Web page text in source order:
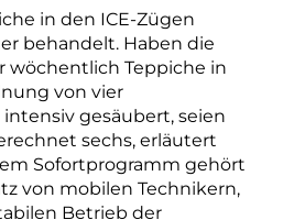
in den ICE-Zügen
behandelt. Haben die
wöchentlich Teppiche in
von vier
gesäubert, seien
sechs, erläutert
Sofortprogramm gehört
von mobilen Technikern,
Betrieb der